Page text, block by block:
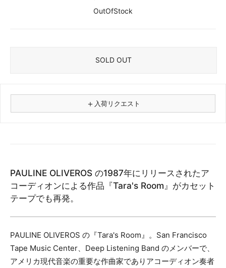
OutOfStock
SOLD OUT
＋ 入荷リクエスト
フォーマット
レコード
その他
メールアドレス（必須）
PAULINE OLIVEROS の1987年にリリースされたア
コーディオンによる作品『Tara's Room』がカセット
テープでも再発。
PAULINE OLIVEROS の『Tara's Room』。San Francisco
Tape Music Center、Deep Listening Band のメンバーで、
アメリカ現代音楽の重要な作曲家でありアコーディオン奏者